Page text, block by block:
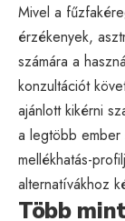
Mivel a
érzékenyek,
számára a
konzultációt
ajánlott kikérni
a legtöbb ember
mellékhatás-
alternatívákhoz
Több